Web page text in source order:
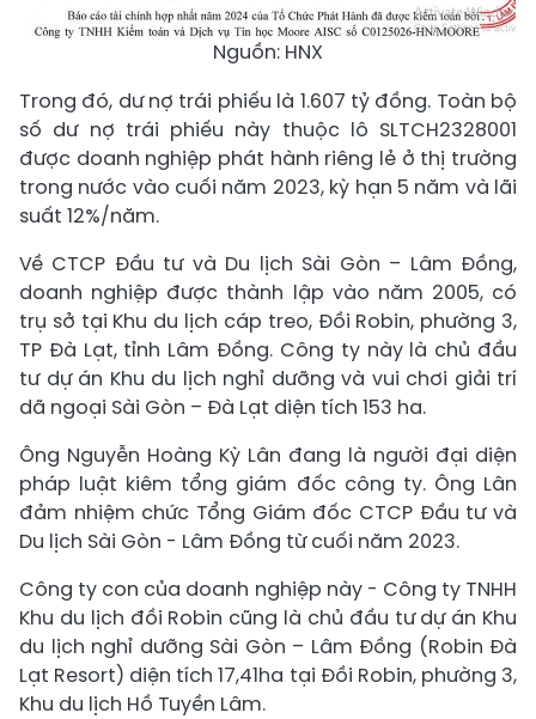
Nguồn: HNX
Trong đó, dư nợ trái phiếu là 1.607 tỷ đồng. Toàn bộ
số dư nợ trái phiếu này thuộc lô SLTCH2328001
được doanh nghiệp phát hành riêng lẻ ở thị trường
trong nước vào cuối năm 2023, kỳ hạn 5 năm và lãi
suất 12%/năm.
Về CTCP Đầu tư và Du lịch Sài Gòn – Lâm Đồng,
doanh nghiệp được thành lập vào năm 2005, có
trụ sở tại Khu du lịch cáp treo, Đồi Robin, phường 3,
TP Đà Lạt, tỉnh Lâm Đồng. Công ty này là chủ đầu
tư dự án Khu du lịch nghỉ dưỡng và vui chơi giải trí
dã ngoại Sài Gòn – Đà Lạt diện tích 153 ha.
Ông Nguyễn Hoàng Kỳ Lân đang là người đại diện
pháp luật kiêm tổng giám đốc công ty. Ông Lân
đảm nhiệm chức Tổng Giám đốc CTCP Đầu tư và
Du lịch Sài Gòn - Lâm Đồng từ cuối năm 2023.
Công ty con của doanh nghiệp này - Công ty TNHH
Khu du lịch đồi Robin cũng là chủ đầu tư dự án Khu
du lịch nghỉ dưỡng Sài Gòn – Lâm Đồng (Robin Đà
Lạt Resort) diện tích 17,41ha tại Đồi Robin, phường 3,
Khu du lịch Hồ Tuyền Lâm.